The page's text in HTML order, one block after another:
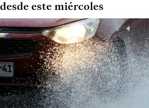
desde este miércoles